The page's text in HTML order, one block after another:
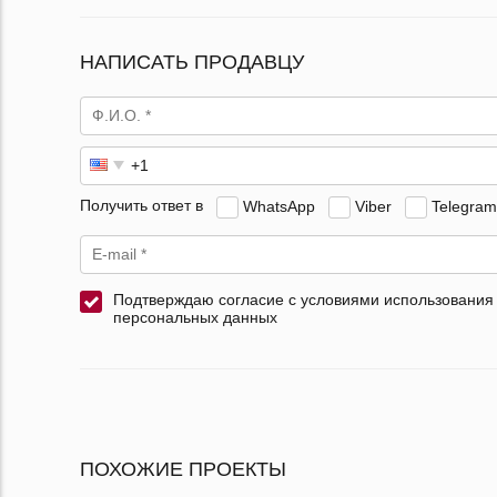
НАПИСАТЬ ПРОДАВЦУ
Получить ответ в WhatsApp Viber Telegram
Подтверждаю согласие с условиями использования
персональных данных
ПОХОЖИЕ ПРОЕКТЫ